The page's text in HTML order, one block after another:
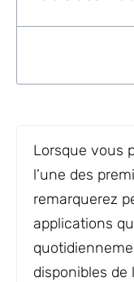
Lorsque vous
l’une des
remarquerez
applications
disponibles de